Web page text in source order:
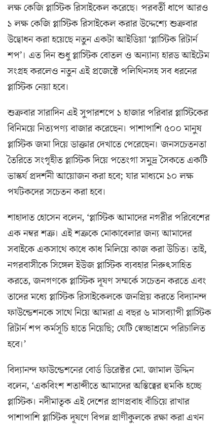
লক্ষ কেজি প্লাস্টিক রিসাইকেল করেছে। পরবর্তী ধাপে আরও
১ লক্ষ কেজি প্লাস্টিক রিসাইকেল করার উদ্দেশ্যে শুক্রবার
উদ্বোধন করা হয়েছে নতুন একটা আইডিয়া ‘প্লাস্টিক রিটার্ন
শপ’। এত দিন শুধু প্লাস্টিক বোতল ও অন্যান্য হারড আইটেম
সংগ্রহ করলেও নতুন এই প্রজেক্টে পলিথিনসহ সব ধরনের
প্লাস্টিক নেয়া হবে।
শুক্রবার সারাদিন এই সুপারশপে ১ হাজার পরিবার প্লাস্টিকের
বিনিময়ে নিত্যপণ্য বাজার করেছেন। পাশাপাশি ৫০০ মানুষ
প্লাস্টিক জমা দিয়ে ডাক্তার দেখাতে পেরেছেন। জনসচেতনতা
তৈরিতে সংগৃহীত প্লাস্টিক দিয়ে পতেংগা সমুদ্র সৈকতে একটি
ভাস্কর্য প্রদর্শনী আয়োজন করা হবে; যার মাধ্যমে ১০ লক্ষ
পর্যটকদের সচেতন করা হবে।
শাহাদাত হোসেন বলেন, ‘প্লাস্টিক আমাদের নগরীর পরিবেশের
এক নম্বর শত্রু। এই শত্রুকে মোকাবেলার জন্য আমাদের
সবাইকে একসাথে কাধে কাধ মিলিয়ে কাজ করা উচিত। তাই,
নগরবাসীকে সিঙ্গেল ইউজ প্লাস্টিক ব্যবহার নিরুৎসাহিত
করতে, জনগণকে প্লাস্টিক দূষণ সম্মর্কে সচেতন করতে এবং
তাদের মধ্যে প্লাস্টিক রিসাইকেলকে জনপ্রিয় করতে বিদ্যানন্দ
ফাউন্ডেশনকে সাথে নিয়ে আমরা এ বছর ৬ মাসব্যাপী প্লাস্টিক
রিটার্ন শপ কর্মসূচি হাতে নিয়েছি; যেটি স্বেচ্ছাশ্রমে পরিচালিত
হবে।’
বিদ্যানন্দ ফাউন্ডেশনের বোর্ড ডিরেক্টর মো. জামাল উদ্দিন
বলেন, ‘একবিংশ শতাব্দীতে আমাদের অস্তিত্বের হুমকি হচ্ছে
প্লাস্টিক। নদীমাতৃক এই দেশের প্রাণপ্রবাহ বাঁচিয়ে রাখার
পাশাপাশি প্লাস্টিক দূষণে বিপন্ন প্রাণীকুলকে রক্ষা করা এখন